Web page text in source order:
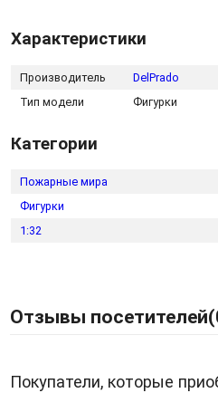
Характеристики
Производитель
DelPrado
Тип модели
Фигурки
Категории
Пожарные мира
Фигурки
1:32
Отзывы посетителей(
Покупатели, которые